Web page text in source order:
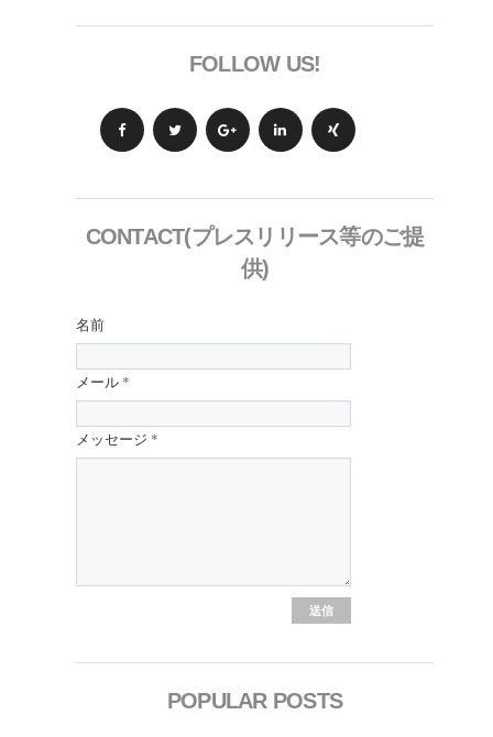
FOLLOW US!
CONTACT(プレスリリース等のご提
供)
名前
メール *
メッセージ *
POPULAR POSTS